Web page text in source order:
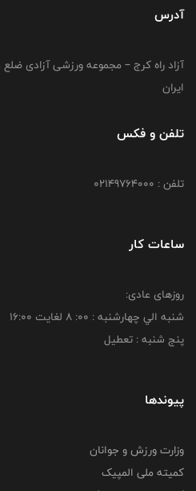
آدرس
آزاد راه کرج – مجموعه ورزشی آزادی
ایران
تلفن و فکس
تلفن : 02149764000
ساعات کار
روزهای عادی:
شنبه الي چهارشنبه : 00: 8 لغايت 16:00
پنج شنبه : تعطیل
پیوندها
وزارت ورزش و جوانان
کمیته ملی المپیک